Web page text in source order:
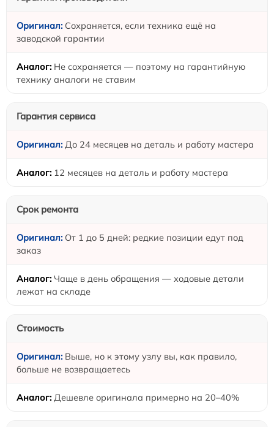
Сохраняется, если техника ещё на
заводской гарантии
Не сохраняется — поэтому на гарантийную
технику аналоги не ставим
Гарантия сервиса
До 24 месяцев на деталь и работу мастера
12 месяцев на деталь и работу мастера
Срок ремонта
От 1 до 5 дней: редкие позиции едут под
заказ
Чаще в день обращения — ходовые детали
лежат на складе
Стоимость
Выше, но к этому узлу вы, как правило,
больше не возвращаетесь
Дешевле оригинала примерно на 20–40%